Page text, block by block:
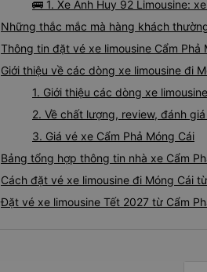
🚌 1. Xe Anh Huy 92 Limousine:
Những thắc mắc mà hàng khách
Thông tin đặt vé xe limousine Cẩm Phả
Giới thiệu về các dòng xe limousine đi
1. Giới thiệu các dòng xe
2. Về chất lượng, review, đánh
3. Giá vé xe Cẩm Phả Móng Cái
Bảng tổng hợp thông tin nhà xe Cẩm
Cách đặt vé xe limousine đi Móng Cái
Đặt vé xe limousine Tết 2027 từ Cẩm